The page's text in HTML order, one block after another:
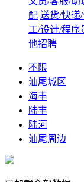
配 送货/快递
工/设计/程序
他招聘
不限
汕尾城区
海丰
陆丰
陆河
汕尾周边